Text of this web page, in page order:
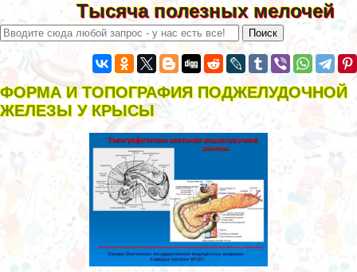
Тысяча полезных мелочей
ФОРМА И ТОПОГРАФИЯ ПОДЖЕЛУДОЧНОЙ
ЖЕЛЕЗЫ У КРЫСЫ